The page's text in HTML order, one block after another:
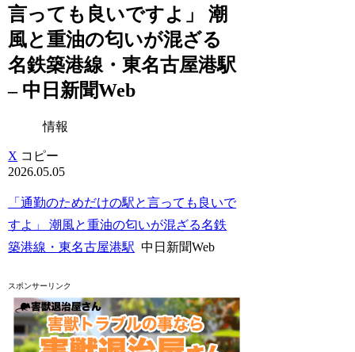
言っても良いですよ」 潮
風と重油の匂いが混ざる
名鉄築港線・東名古屋港駅
– 中日新聞Web
情報
X コピー
2026.05.05
「通勤のためだけの駅と言っても良いで
すよ」 潮風と重油の匂いが混ざる名鉄
築港線・東名古屋港駅 中日新聞Web
スポンサーリンク